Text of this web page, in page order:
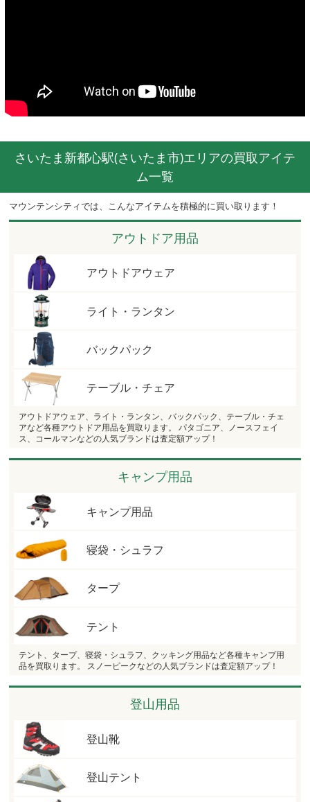
さいたま新都心駅(さいたま市)エリアの買取アイテ
ム一覧
マウンテンシティでは、こんなアイテムを積極的に買い取ります！
アウトドア用品
アウトドアウェア
ライト・ランタン
バックパック
テーブル・チェア
アウトドアウェア、ライト・ランタン、バックパック、テーブル・チェ
アなど各種アウトドア用品を買取ります。 パタゴニア、ノースフェイ
ス、コールマンなどの人気ブランドは査定額アップ！
キャンプ用品
キャンプ用品
寝袋・シュラフ
タープ
テント
テント、タープ、寝袋・シュラフ、クッキング用品など各種キャンプ用
品を買取ります。 スノーピークなどの人気ブランドは査定額アップ！
登山用品
登山靴
登山テント